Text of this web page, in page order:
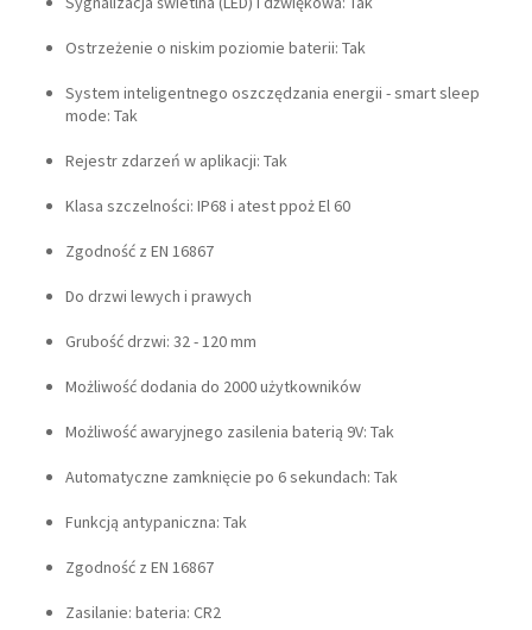
Ostrzeżenie o niskim poziomie baterii: Tak
System inteligentnego oszczędzania energii - smart sleep
mode: Tak
Rejestr zdarzeń w aplikacji: Tak
Klasa szczelności: IP68 i atest ppoż El 60
Zgodność z EN 16867
Do drzwi lewych i prawych
Grubość drzwi: 32 - 120 mm
Możliwość dodania do 2000 użytkowników
Możliwość awaryjnego zasilenia baterią 9V: Tak
Automatyczne zamknięcie po 6 sekundach: Tak
Funkcją antypaniczna: Tak
Zgodność z EN 16867
Zasilanie: bateria: CR2